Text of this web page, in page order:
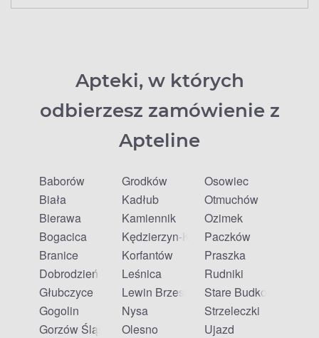
Apteki, w których
odbierzesz zamówienie z
Apteline
Baborów
Biała
Bierawa
Bogacica
Branice
Dobrodzień
Głubczyce
Gogolin
Gorzów Śląski
Grodków
Kadłub
Kamiennik
Kędzierzyn-Koźle
Korfantów
Leśnica
Lewin Brzeski
Nysa
Olesno
Osowiec
Otmuchów
Ozimek
Paczków
Praszka
Rudniki
Stare Budkowice
Strzeleczki
Ujazd